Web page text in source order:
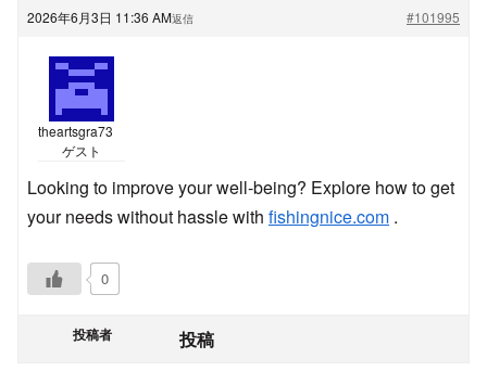
2026年6月3日 11:36 AM #101995
返信
theartsgra73
ゲスト
Looking to improve your well-being? Explore how to get
your needs without hassle with fishingnice.com .
0
投稿者 投稿